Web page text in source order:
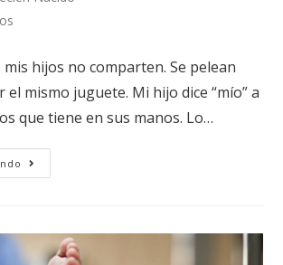
hijos no comparten. Se pelean
mismo juguete. Mi hijo dice “mío” a
que tiene en sus manos. Lo…